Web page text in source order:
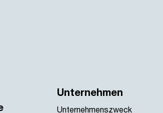
Unternehmen
Unternehmenszweck